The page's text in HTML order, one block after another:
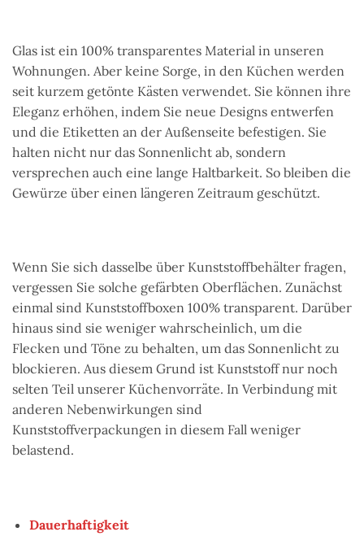
Glas ist ein 100% transparentes Material in unseren
Wohnungen. Aber keine Sorge, in den Küchen werden
seit kurzem getönte Kästen verwendet. Sie können ihre
Eleganz erhöhen, indem Sie neue Designs entwerfen
und die Etiketten an der Außenseite befestigen. Sie
halten nicht nur das Sonnenlicht ab, sondern
versprechen auch eine lange Haltbarkeit. So bleiben die
Gewürze über einen längeren Zeitraum geschützt.
Wenn Sie sich dasselbe über Kunststoffbehälter fragen,
vergessen Sie solche gefärbten Oberflächen. Zunächst
einmal sind Kunststoffboxen 100% transparent. Darüber
hinaus sind sie weniger wahrscheinlich, um die
Flecken und Töne zu behalten, um das Sonnenlicht zu
blockieren. Aus diesem Grund ist Kunststoff nur noch
selten Teil unserer Küchenvorräte. In Verbindung mit
anderen Nebenwirkungen sind
Kunststoffverpackungen in diesem Fall weniger
belastend.
Dauerhaftigkeit